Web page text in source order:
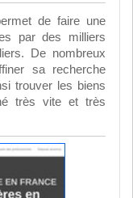
de faire une
par des milliers
De nombreux
sa recherche
trouver les biens
très vite et très